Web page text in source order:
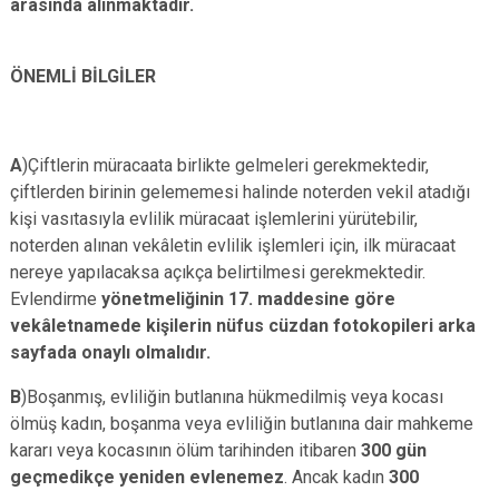
arasında alınmaktadır.
ÖNEMLİ BİLGİLER
A)Çiftlerin müracaata birlikte gelmeleri gerekmektedir,
çiftlerden birinin gelememesi halinde noterden vekil atadığı
kişi vasıtasıyla evlilik müracaat işlemlerini yürütebilir,
noterden alınan vekâletin evlilik işlemleri için, ilk müracaat
nereye yapılacaksa açıkça belirtilmesi gerekmektedir.
Evlendirme yönetmeliğinin 17. maddesine göre
vekâletnamede kişilerin nüfus cüzdan fotokopileri arka
sayfada onaylı olmalıdır.
B)Boşanmış, evliliğin butlanına hükmedilmiş veya kocası
ölmüş kadın, boşanma veya evliliğin butlanına dair mahkeme
kararı veya kocasının ölüm tarihinden itibaren 300 gün
geçmedikçe yeniden evlenemez. Ancak kadın 300